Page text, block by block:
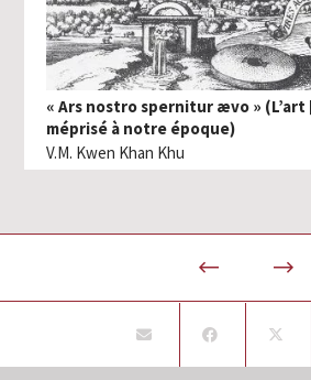
« Ars nostro spernitur ævo »
méprisé à notre époque)
V.M. Kwen Khan Khu